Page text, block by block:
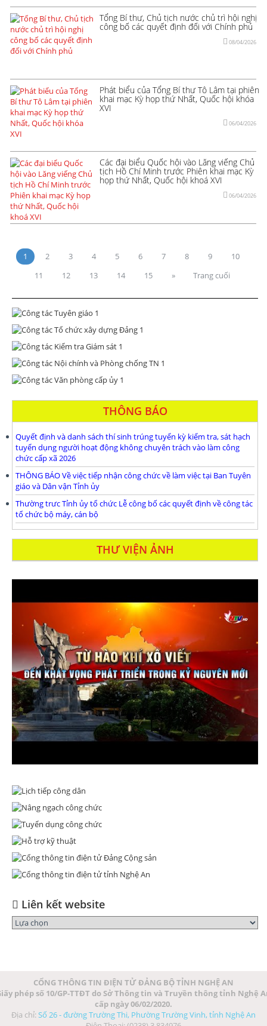
Tổng Bí thư, Chủ tịch nước chủ trì hội nghị
công bố các quyết định đối với Chính phủ
08/04/2026
Phát biểu của Tổng Bí thư Tô Lâm tại phiên
khai mạc Kỳ họp thứ Nhất, Quốc hội khóa
XVI
06/04/2026
Các đại biểu Quốc hội vào Lăng viếng Chủ
tịch Hồ Chí Minh trước Phiên khai mạc Kỳ
họp thứ Nhất, Quốc hội khoá XVI
06/04/2026
1 2 3 4 5 6 7 8 9
10
11
12 13 14 15 » Trang cuối
THÔNG BÁO
Quyết định và danh sách thí sinh trúng tuyển kỳ kiểm tra, sát hạch
tuyển dụng người hoạt động không chuyên trách vào làm công
chức cấp xã 2026
THÔNG BÁO Về việc tiếp nhận công chức về làm việc tại Ban Tuyên
giáo và Dân vận Tỉnh ủy
Thường trưc Tỉnh ủy tổ chức Lễ công bố các quyết định về công tác
tổ chức bộ máy, cán bộ
THƯ VIỆN ẢNH
Liên kết website
CỔNG THÔNG TIN ĐIỆN TỬ ĐẢNG BỘ TỈNH NGHỆ AN
phép số 10/GP-TTĐT do Sở Thông tin và Truyền thông tỉnh Nghệ
cấp ngày 06/02/2020.
Địa chỉ: Số 26 - đường Trường Thi, Phường Trường Vinh, tỉnh Nghệ An